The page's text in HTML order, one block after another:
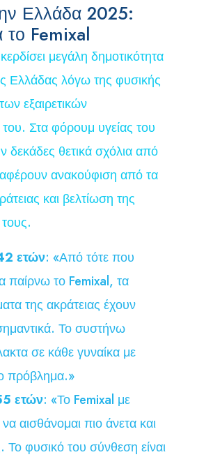
Ελλάδα 2025:
το Femixal
κερδίσει μεγάλη δημοτικότητα
Ελλάδας λόγω της φυσικής
εξαιρετικών
Στα φόρουμ υγείας του
θετικά σχόλια από
ανακούφιση από τα
και βελτίωση της
ετών: «Από τότε που
παίρνω το Femixal, τα
της ακράτειας έχουν
Το συστήνω
σε κάθε γυναίκα με
πρόβλημα.»
ετών: «Το Femixal με
αισθάνομαι πιο άνετα και
φυσικό του σύνθεση είναι